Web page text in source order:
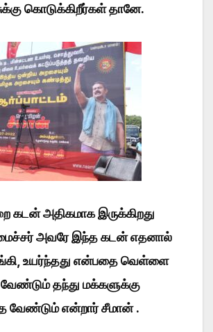
கொடுக்கிறீர்கள் தானே.
கடன் அதிகமாக இருக்கிறது
அவரே இந்த கடன் எதனால்
உயர்ந்தது என்பதை வெள்ளை
தந்து மக்களுக்கு
வேண்டும் என்றார் சீமான் .